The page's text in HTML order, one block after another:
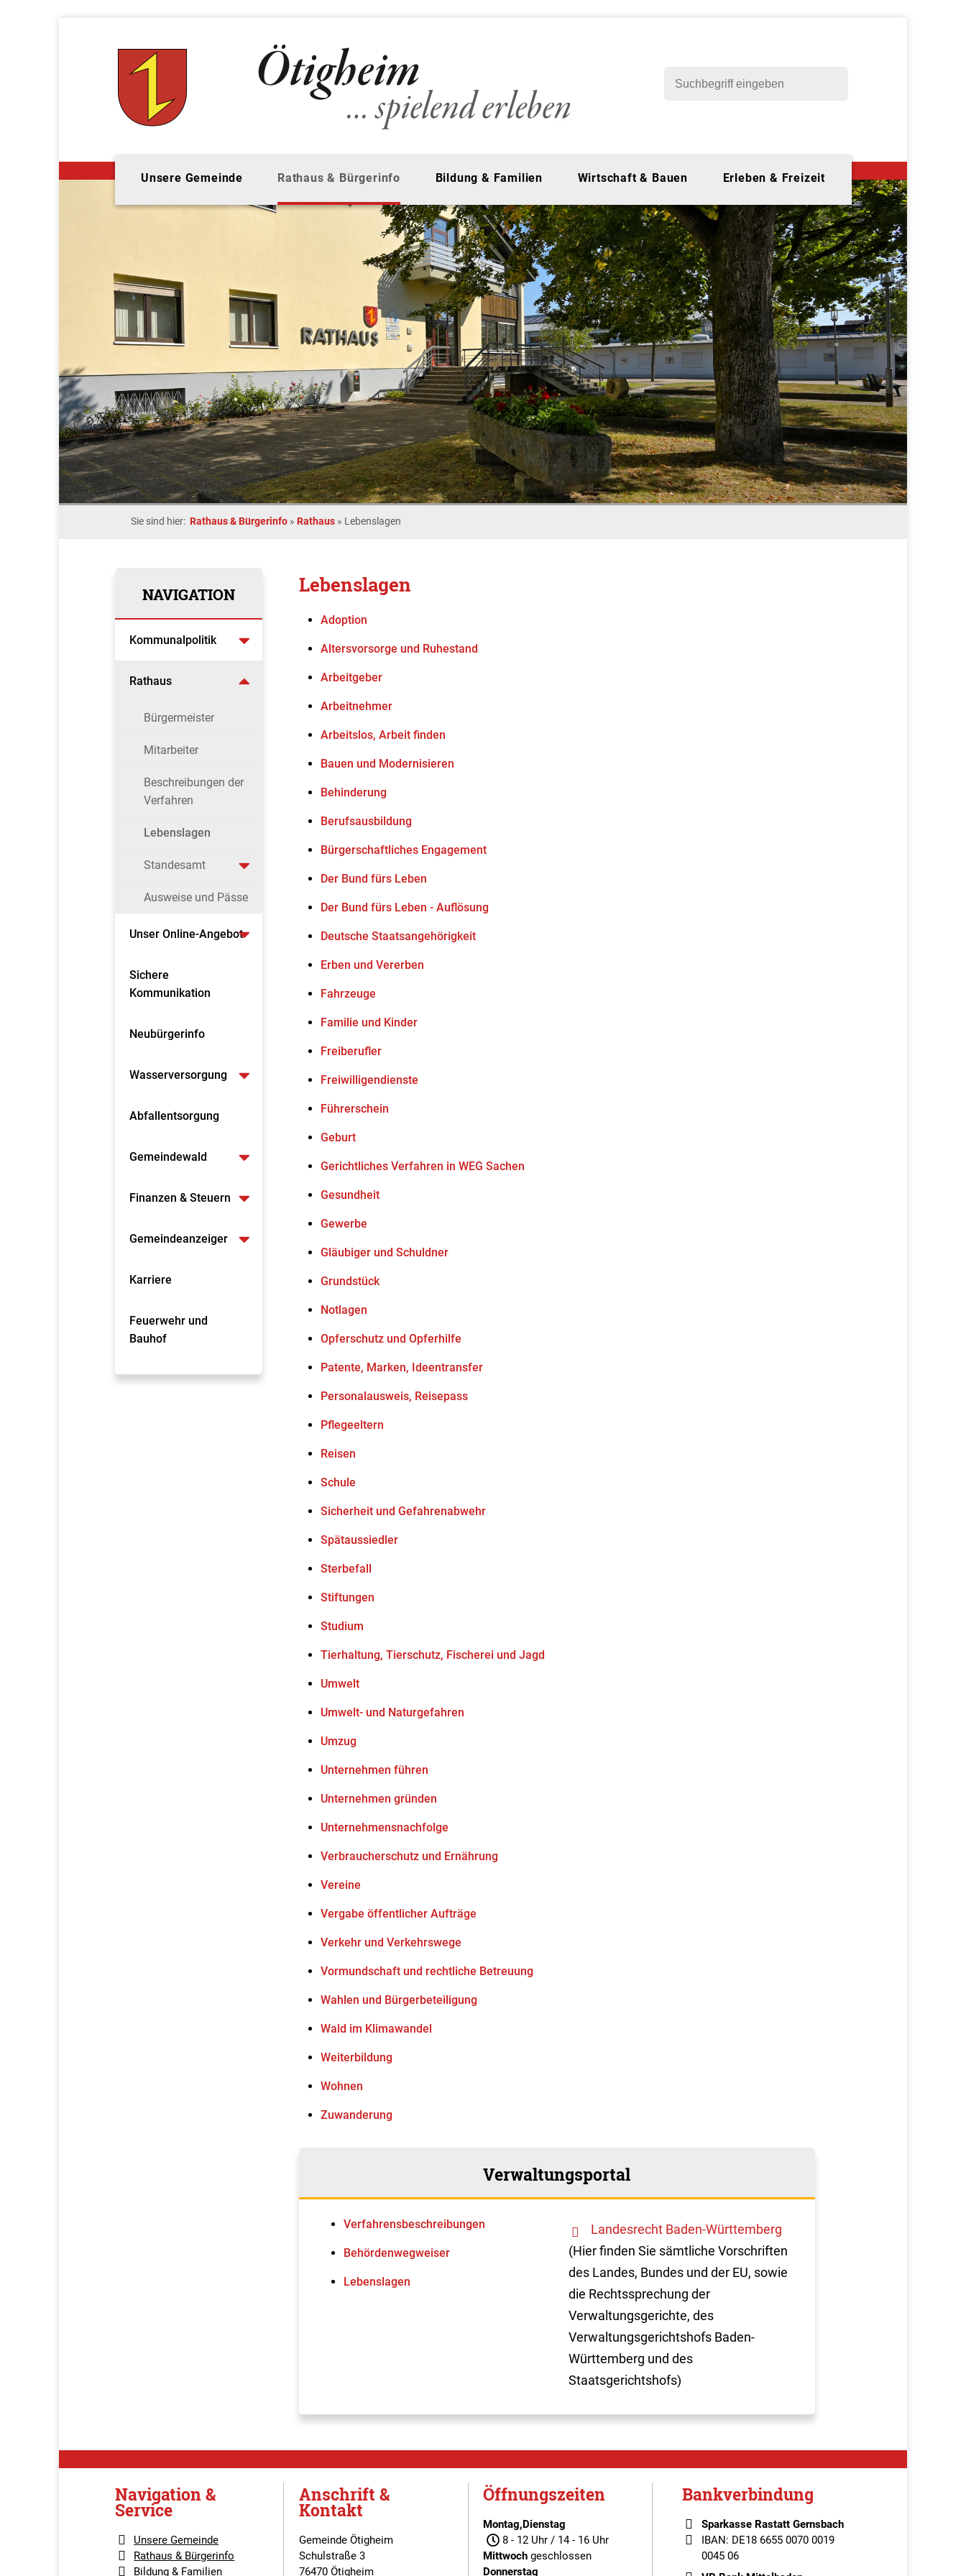
Unsere Gemeinde Rathaus & Bürgerinfo Bildung & Familien Wirtschaft & Bauen Erleben & Freizeit
Sie sind hier: Rathaus & Bürgerinfo » Rathaus » Lebenslagen
NAVIGATION
Kommunalpolitik
Rathaus
Bürgermeister
Mitarbeiter
Beschreibungen der
Verfahren
Lebenslagen
Standesamt
Ausweise und Pässe
Unser Online-Angebot
Sichere
Kommunikation
Neubürgerinfo
Wasserversorgung
Abfallentsorgung
Gemeindewald
Finanzen & Steuern
Gemeindeanzeiger
Karriere
Feuerwehr und
Bauhof
Lebenslagen
Adoption
Altersvorsorge und Ruhestand
Arbeitgeber
Arbeitnehmer
Arbeitslos, Arbeit finden
Bauen und Modernisieren
Behinderung
Berufsausbildung
Bürgerschaftliches Engagement
Der Bund fürs Leben
Der Bund fürs Leben - Auflösung
Deutsche Staatsangehörigkeit
Erben und Vererben
Fahrzeuge
Familie und Kinder
Freiberufler
Freiwilligendienste
Führerschein
Geburt
Gerichtliches Verfahren in WEG Sachen
Gesundheit
Gewerbe
Gläubiger und Schuldner
Grundstück
Notlagen
Opferschutz und Opferhilfe
Patente, Marken, Ideentransfer
Personalausweis, Reisepass
Pflegeeltern
Reisen
Schule
Sicherheit und Gefahrenabwehr
Spätaussiedler
Sterbefall
Stiftungen
Studium
Tierhaltung, Tierschutz, Fischerei und Jagd
Umwelt
Umwelt- und Naturgefahren
Umzug
Unternehmen führen
Unternehmen gründen
Unternehmensnachfolge
Verbraucherschutz und Ernährung
Vereine
Vergabe öffentlicher Aufträge
Verkehr und Verkehrswege
Vormundschaft und rechtliche Betreuung
Wahlen und Bürgerbeteiligung
Wald im Klimawandel
Weiterbildung
Wohnen
Zuwanderung
Verwaltungsportal
Verfahrens­beschreibungen
Behördenwegweiser
Lebenslagen
Landesrecht Baden-Württemberg
(Hier finden Sie sämtliche Vorschriften
des Landes, Bundes und der EU, sowie
die Rechtssprechung der
Verwaltungsgerichte, des
Verwaltungsgerichtshofs Baden-
Württemberg und des
Staatsgerichtshofs)
Navigation &
Service
Unsere Gemeinde
Rathaus & Bürgerinfo
Bildung & Familien
Anschrift &
Kontakt
Gemeinde Ötigheim
Schulstraße 3
76470 Ötigheim
Öffnungszeiten
Montag,Dienstag
8 - 12 Uhr / 14 - 16 Uhr
Mittwoch geschlossen
Donnerstag
Bankverbindung
Sparkasse Rastatt Gernsbach
IBAN: DE18 6655 0070 0019
0045 06